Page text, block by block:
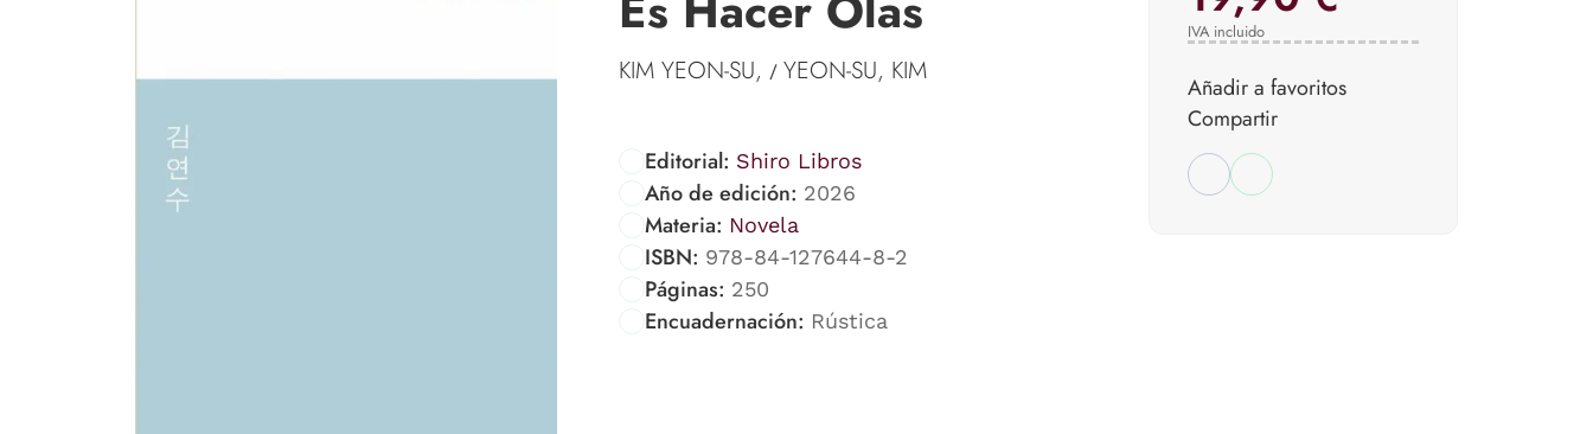
KIM YEON-SU, / YEON-SU, KIM
Editorial: Shiro Libros
Año de edición: 2026
Materia: Novela
ISBN: 978-84-127644-8-2
Páginas: 250
Encuadernación: Rústica
IVA incluido
Añadir a favoritos
Compartir